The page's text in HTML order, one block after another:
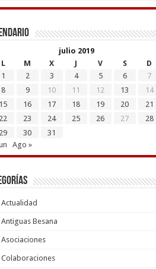
julio 2019
L
M X J V S
D
1
2 3 4 5 6
7
8
9 10 11 12 13
14
15
16 17 18 19 20
21
22
23 24 25 26 27
28
29
30
31
Ago »
Actualidad
Antiguas Besana
Asociaciones
Colaboraciones